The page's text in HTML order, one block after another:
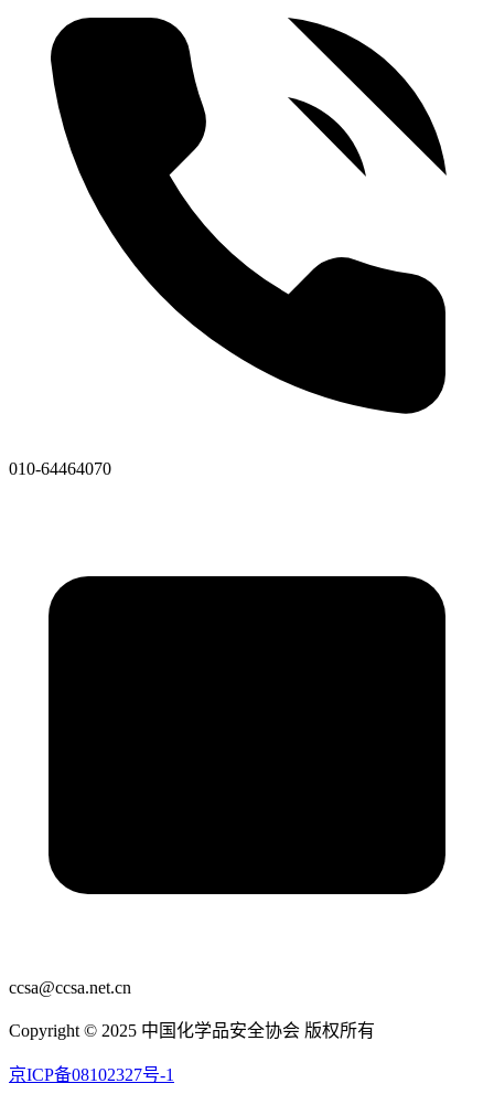
010-64464070
ccsa@ccsa.net.cn
Copyright © 2025 中国化学品安全协会 版权所有
京ICP备08102327号-1